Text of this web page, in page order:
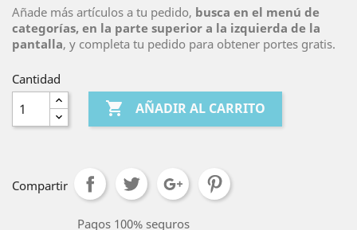
Añade más artículos a tu pedido, busca en el menú de
categorías, en la parte superior a la izquierda de la
pantalla, y completa tu pedido para obtener portes gratis.
Cantidad
 AÑADIR AL CARRITO
Compartir
Pagos 100% seguros